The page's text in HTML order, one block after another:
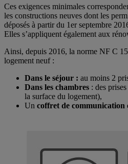
Ces exigences minimales
les constructions neuves dont les
déposés à partir du 1er septembre
Elles s’appliquent également aux
Ainsi, depuis 2016, la norme NF C
logement neuf :
Dans le séjour : au moins 2
Dans les chambres : des
la surface du logement),
Un coffret de communication